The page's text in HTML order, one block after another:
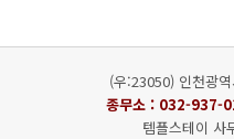
(우:23050) 인천광
종무소 : 032-937-
템플스테이 사